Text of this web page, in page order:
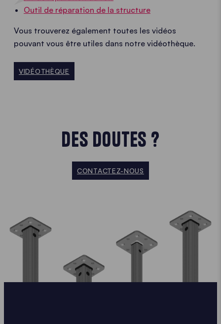
Outil de réparation de la structure
Vous trouverez également toutes les vidéos
pouvant vous être utiles dans notre vidéothèque.
VIDÉOTHÈQUE
DES DOUTES ?
CONTACTEZ-NOUS